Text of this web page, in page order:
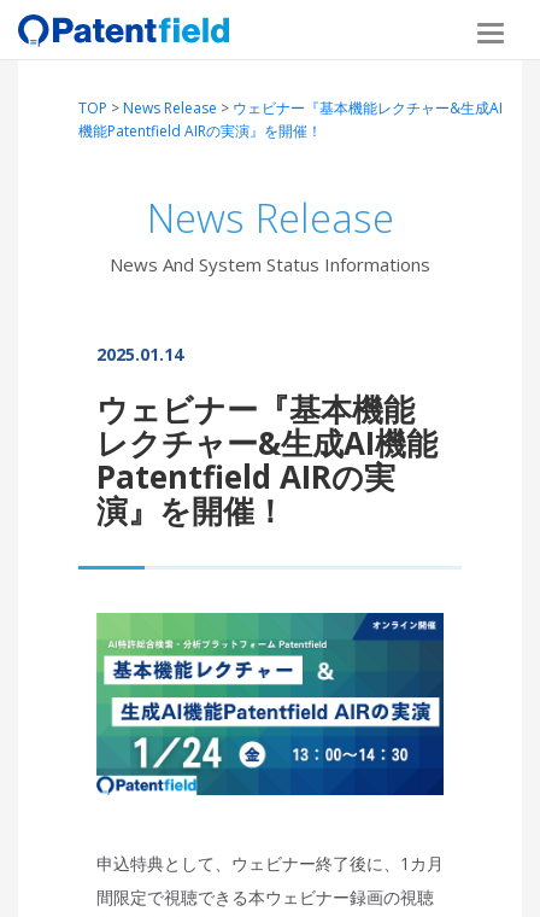
TOP >News Release > ウェビナー『基本機能レクチャー&生成AI
機能Patentfield AIRの実演』を開催！
News Release
News And System Status Informations
2025.01.14
ウェビナー『基本機能
レクチャー&生成AI機能
Patentfield AIRの実
演』を開催！
申込特典として、ウェビナー終了後に、1カ月
間限定で視聴できる本ウェビナー録画の視聴